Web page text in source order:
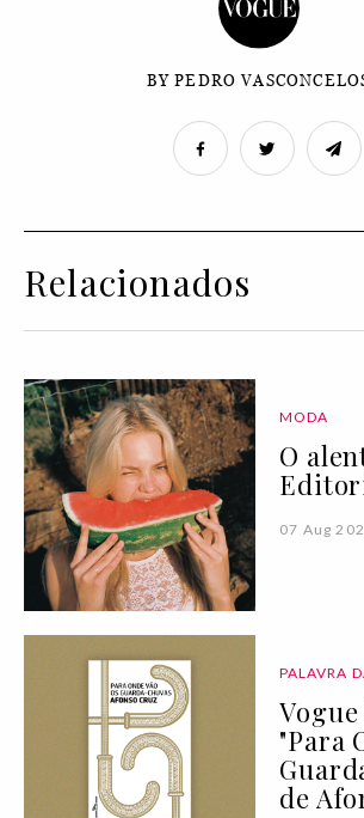
BY PEDRO
Relacionados
MODA
O
07 Aug
PALAVRA
"Para
de